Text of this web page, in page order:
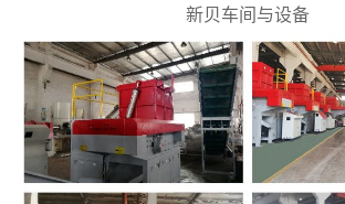
新贝车间与设备